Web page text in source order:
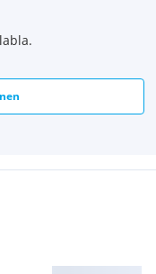
ein
.
sehr gerne an !!